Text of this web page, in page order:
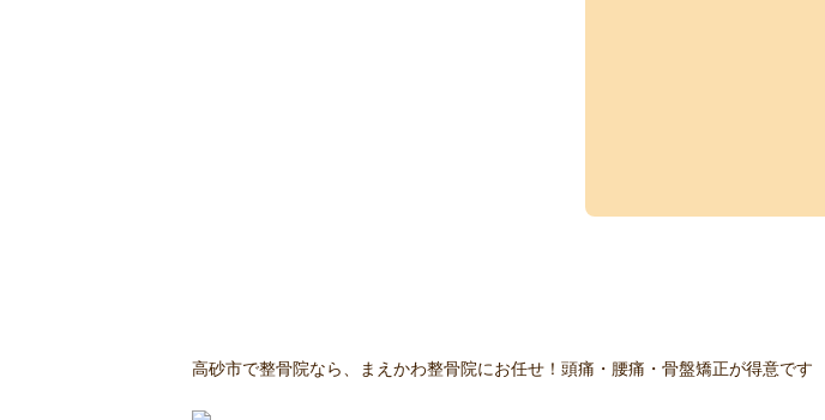
高砂市で整骨院なら、まえかわ整骨院にお任せ！頭痛・腰痛・骨盤矯正が得意です